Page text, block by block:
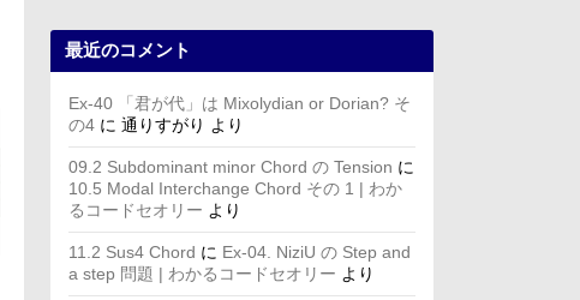
最近のコメント
Ex-40 「君が代」は Mixolydian or Dorian? そ
の4 に 通りすがり より
09.2 Subdominant minor Chord の Tension に
10.5 Modal Interchange Chord その 1 | わか
るコードセオリー より
11.2 Sus4 Chord に Ex-04. NiziU の Step and
a step 問題 | わかるコードセオリー より